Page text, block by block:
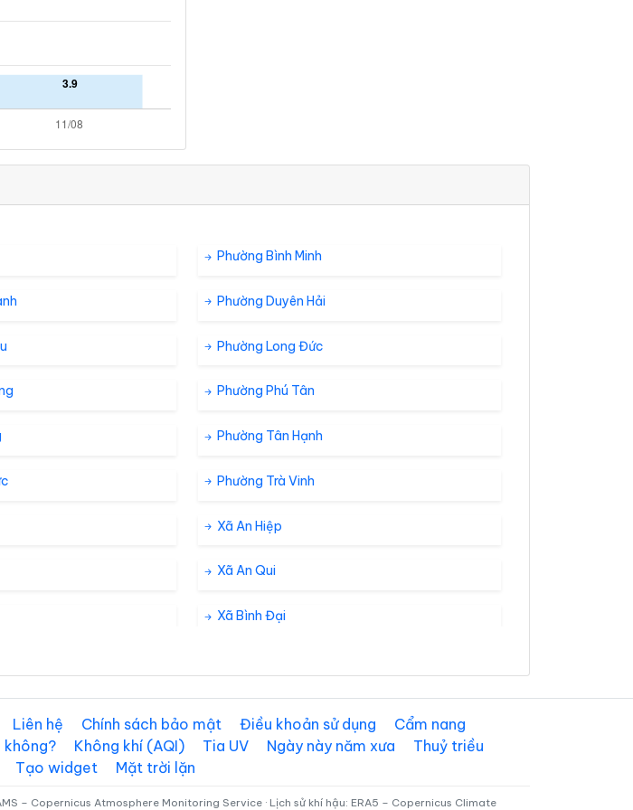
Phường Bình Minh
Phường Duyên Hải
Phường Long Đức
Phường Phú Tân
Phường Tân Hạnh
Phường Trà Vinh
Xã An Hiệp
Xã An Qui
Xã Bình Đại
Xã Châu Hưng
Xã Đại An
Liên hệ Chính sách bảo mật Điều khoản sử dụng
Cẩm nang
không? Không khí (AQI) Tia UV Ngày này năm xưa
Thuỷ triều
Tạo widget Mặt trời lặn
– Copernicus Atmosphere Monitoring Service · Lịch sử khí hậu: ERA5 – Copernicus Climate